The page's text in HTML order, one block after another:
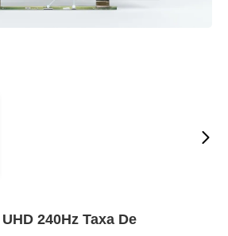
240Hz Taxa De